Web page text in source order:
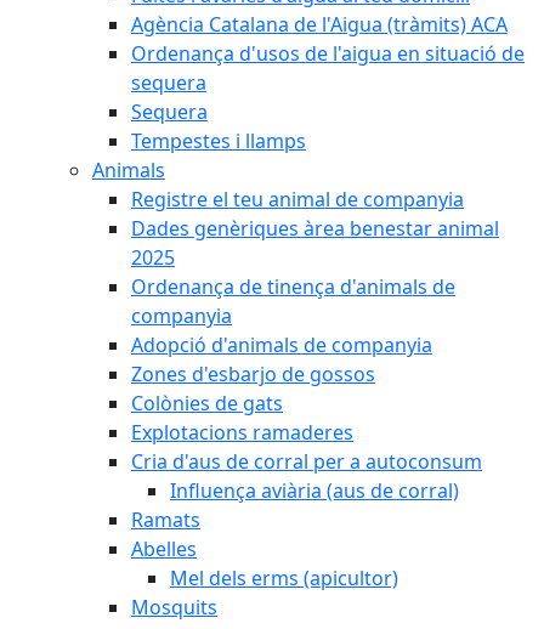
Agència Catalana de l'Aigua (tràmits) ACA
Ordenança d'usos de l'aigua en situació de
sequera
Sequera
Tempestes i llamps
Animals
Registre el teu animal de companyia
Dades genèriques àrea benestar animal
2025
Ordenança de tinença d'animals de
companyia
Adopció d'animals de companyia
Zones d'esbarjo de gossos
Colònies de gats
Explotacions ramaderes
Cria d'aus de corral per a autoconsum
Influença aviària (aus de corral)
Ramats
Abelles
Mel dels erms (apicultor)
Mosquits